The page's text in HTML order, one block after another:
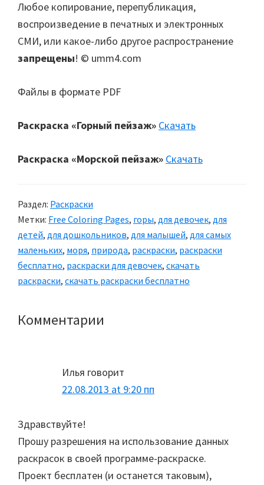
Любое копирование, перепубликация,
воспроизведение в печатных и электронных
СМИ, или какое-либо другое распространение
запрещены! © umm4.com
Файлы в формате PDF
Раскраска «Горный пейзаж» Скачать
Раскраска «Морской пейзаж» Скачать
Раздел: Раскраски
Метки: Free Coloring Pages, горы, для девочек, для
детей, для дошкольников, для малышей, для самых
маленьких, моря, природа, раскраски, раскраски
бесплатно, раскраски для девочек, скачать
раскраски, скачать раскраски бесплатно
Reader
Комментарии
Илья говорит
22.08.2013 at 9:20 пп
Здравствуйте!
Прошу разрешения на использование данных
раскрасок в своей программе-раскраске.
Проект бесплатен (и останется таковым),